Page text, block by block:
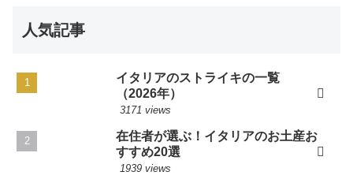
人気記事
イタリアのストライキの一覧
（2026年）
3171 views
在住者が選ぶ！イタリアのお土産お
すすめ20選
1939 views